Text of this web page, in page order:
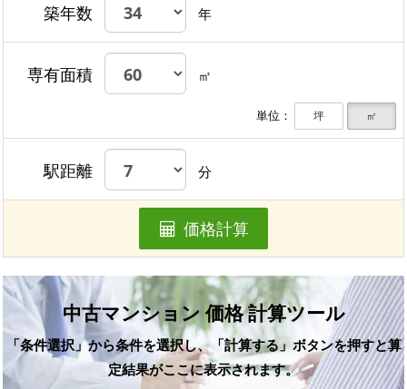
築年数 年
専有面積 ㎡
単位： 坪 ㎡
駅距離 分
価格計算
中古マンション 価格 計算ツール
「条件選択」から条件を選択し、「計算する」ボタンを押すと算
定結果がここに表示されます。